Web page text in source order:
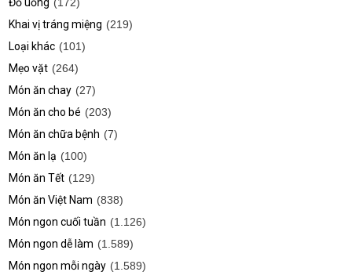
Khai vị tráng miệng (219)
Loại khác (101)
Mẹo vặt (264)
Món ăn chay (27)
Món ăn cho bé (203)
Món ăn chữa bệnh (7)
Món ăn lạ (100)
Món ăn Tết (129)
Món ăn Việt Nam (838)
Món ngon cuối tuần (1.126)
Món ngon dễ làm (1.589)
Món ngon mỗi ngày (1.589)